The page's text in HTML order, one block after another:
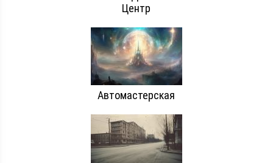
Центр
Автомастерская